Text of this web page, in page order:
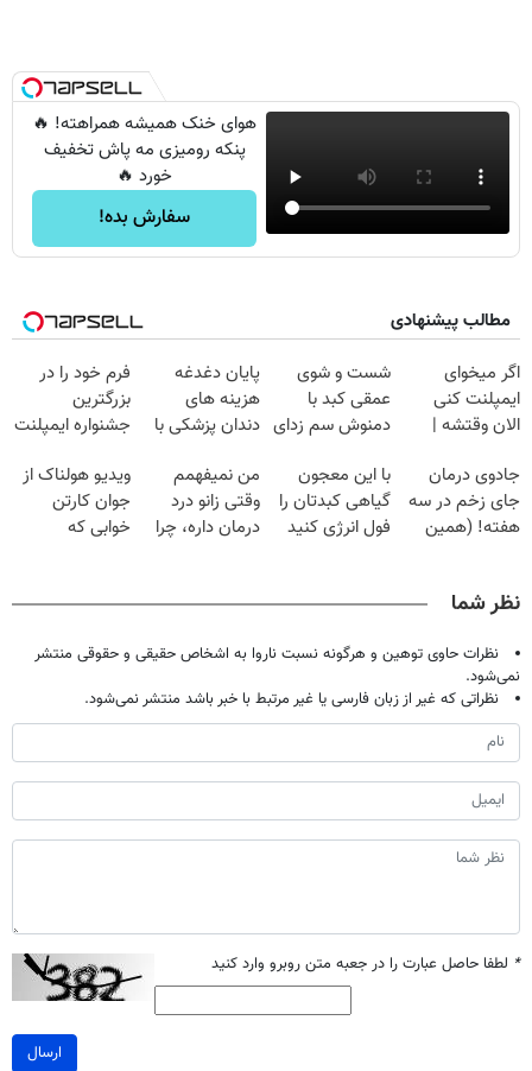
هوای خنک همیشه همراهته! 🔥
پنکه رومیزی مه پاش تخفیف
خورد 🔥
سفارش بده!
مطالب پیشنهادی
اگر میخوای
ایمپلنت کنی
الان وقتشه |
میلیون تومان!!!
شست و شوی
عمقی کبد با
دمنوش سم زدای
پایان دغدغه
هزینه های
دندان پزشکی با
خانگی
فرم خود را در
بزرگترین
جشنواره ایمپلنت
فقط ۲۵ میلیون
جادوی درمان
جای زخم در سه
هفته! (همین
با این معجون
گیاهی کبدتان را
فول انرژی کنید
من نمیفهمم
وقتی زانو درد
درمان داره، چرا
ویدیو هولناک از
جوان کارتن
خوابی که
نظر شما
نظرات حاوی توهین و هرگونه نسبت ناروا به اشخاص حقیقی و حقوقی منتشر
نمی‌شود.
نظراتی که غیر از زبان فارسی یا غیر مرتبط با خبر باشد منتشر نمی‌شود.
* لطفا حاصل عبارت را در جعبه متن روبرو وارد کنید
ارسال